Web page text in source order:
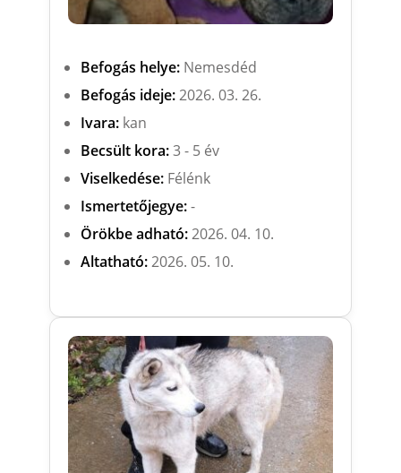
Befogás helye:Nemesdéd
Befogás ideje:2026. 03. 26.
Ivara:kan
Becsült kora:3 - 5 év
Viselkedése:Félénk
Ismertetőjegye:-
Örökbe adható:2026. 04. 10.
Altatható:2026. 05. 10.